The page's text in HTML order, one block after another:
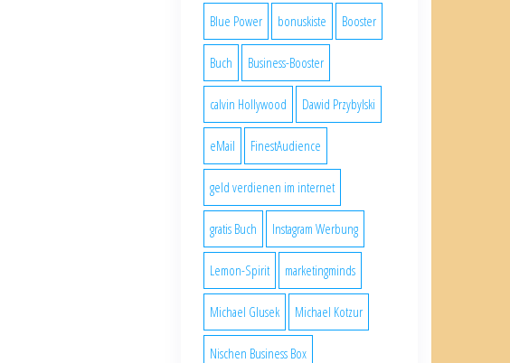
Blue Power bonuskiste Booster
Buch Business-Booster
calvin Hollywood Dawid Przybylski
eMail FinestAudience
geld verdienen im internet
gratis Buch Instagram Werbung
Lemon-Spirit marketingminds
Michael Glusek Michael Kotzur
Nischen Business Box